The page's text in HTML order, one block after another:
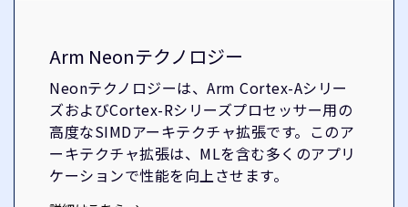
Arm Neonテクノロジー
Neonテクノロジーは、Arm Cortex-Aシリー
ズおよびCortex-Rシリーズプロセッサー用の
高度なSIMDアーキテクチャ拡張です。このア
ーキテクチャ拡張は、MLを含む多くのアプリ
ケーションで性能を向上させます。